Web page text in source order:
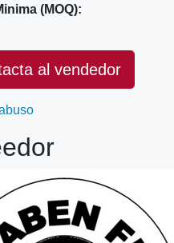
(MOQ):
al vendedor